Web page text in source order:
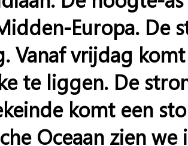
Europa. De
Vanaf vrijdag
te liggen. De
komt een
Oceaan zien